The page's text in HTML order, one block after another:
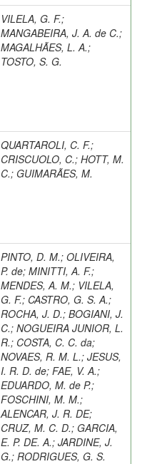
VILELA, G. F.;
MANGABEIRA, J. A. de C.;
MAGALHÃES, L. A.;
TOSTO, S. G.
QUARTAROLI, C. F.;
CRISCUOLO, C.; HOTT, M.
C.; GUIMARÃES, M.
PINTO, D. M.; OLIVEIRA,
P. de; MINITTI, A. F.;
MENDES, A. M.; VILELA,
G. F.; CASTRO, G. S. A.;
ROCHA, J. D.; BOGIANI, J.
C.; NOGUEIRA JUNIOR, L.
R.; COSTA, C. C. da;
NOVAES, R. M. L.; JESUS,
I. R. D. de; FAE, V. A.;
EDUARDO, M. de P.;
FOSCHINI, M. M.;
ALENCAR, J. R. DE;
CRUZ, M. C. D.; GARCIA,
E. P. DE. A.; JARDINE, J.
G.; RODRIGUES, G. S.